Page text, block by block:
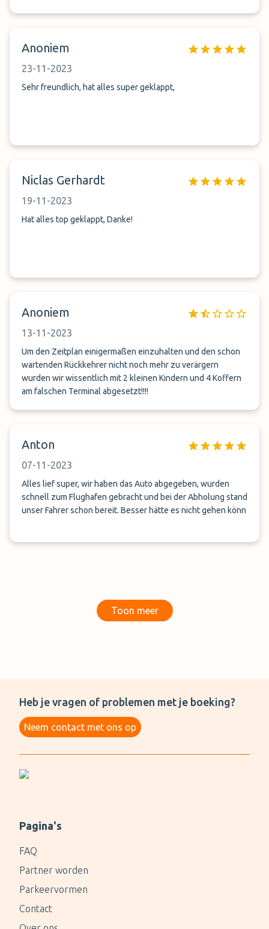
Anoniem
23-11-2023
Sehr freundlich, hat alles super geklappt,
Niclas Gerhardt
19-11-2023
Hat alles top geklappt, Danke!
Anoniem
13-11-2023
Um den Zeitplan einigermaßen einzuhalten und den schon
wartenden Rückkehrer nicht noch mehr zu verärgern
wurden wir wissentlich mit 2 kleinen Kindern und 4 Koffern
am falschen Terminal abgesetzt!!!!
Anton
07-11-2023
Alles lief super, wir haben das Auto abgegeben, wurden
schnell zum Flughafen gebracht und bei der Abholung stand
unser Fahrer schon bereit. Besser hätte es nicht gehen könn
Toon meer
Heb je vragen of problemen met je boeking?
Neem contact met ons op
Pagina's
FAQ
Partner worden
Parkeervormen
Contact